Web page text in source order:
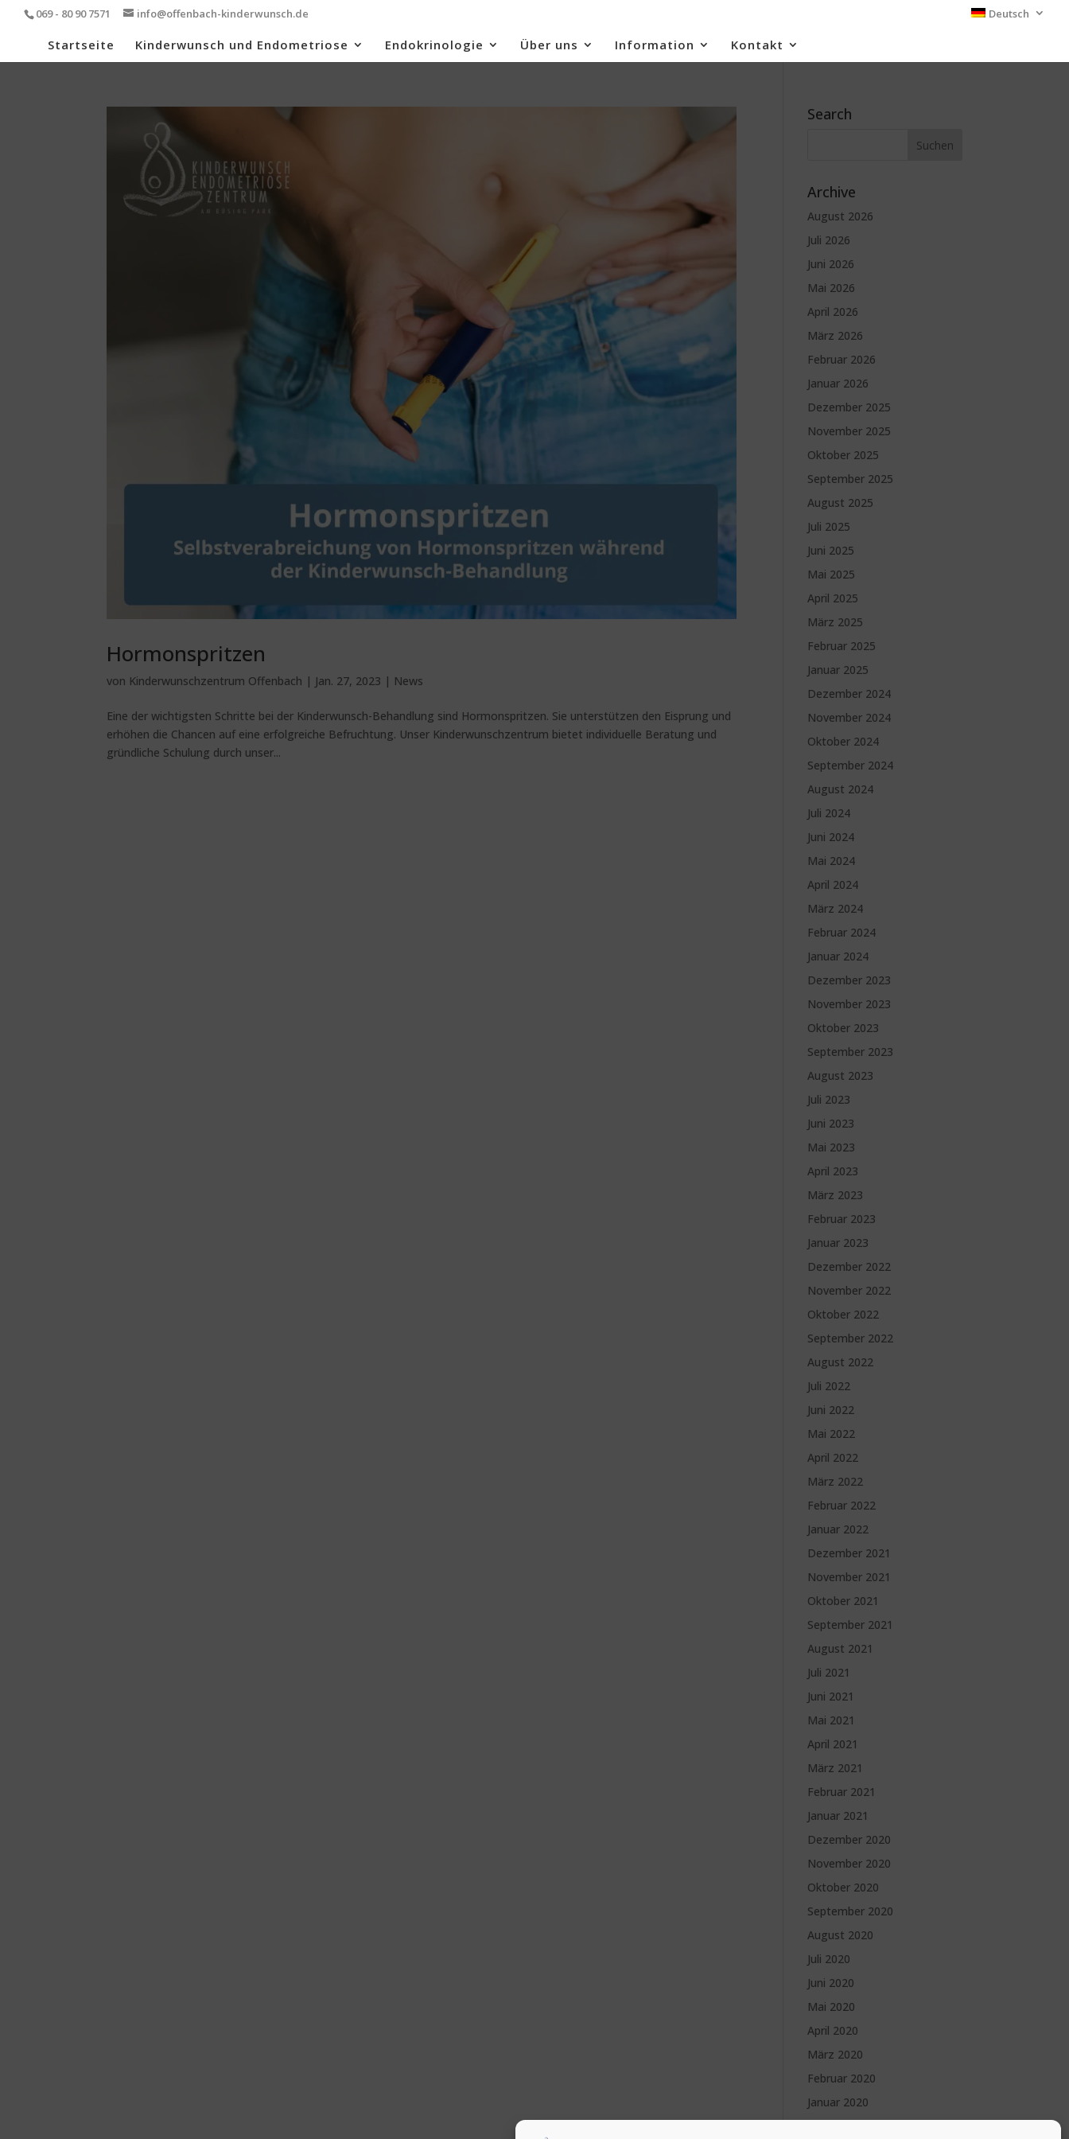
069 - 80 90 7571 info@offenbach-kinderwunsch.de Deutsch
Startseite Kinderwunsch und Endometriose Endokrinologie Über uns Information Kontakt
Hormonspritzen
von Kinderwunschzentrum Offenbach | Jan. 27, 2023 | News
Eine der wichtigsten Schritte bei der Kinderwunsch-Behandlung sind Hormonspritzen. Sie unterstützen den Eisprung und
erhöhen die Chancen auf eine erfolgreiche Befruchtung. Unser Kinderwunschzentrum bietet individuelle Beratung und
gründliche Schulung durch unser...
Search
Archive
August 2026
Juli 2026
Juni 2026
Mai 2026
April 2026
März 2026
Februar 2026
Januar 2026
Dezember 2025
November 2025
Oktober 2025
September 2025
August 2025
Juli 2025
Juni 2025
Mai 2025
April 2025
März 2025
Februar 2025
Januar 2025
Dezember 2024
November 2024
Oktober 2024
September 2024
August 2024
Juli 2024
Juni 2024
Mai 2024
April 2024
März 2024
Februar 2024
Januar 2024
Dezember 2023
November 2023
Oktober 2023
September 2023
August 2023
Juli 2023
Juni 2023
Mai 2023
April 2023
März 2023
Februar 2023
Januar 2023
Dezember 2022
November 2022
Oktober 2022
September 2022
August 2022
Juli 2022
Juni 2022
Mai 2022
April 2022
März 2022
Februar 2022
Januar 2022
Dezember 2021
November 2021
Oktober 2021
September 2021
August 2021
Juli 2021
Juni 2021
Mai 2021
April 2021
März 2021
Februar 2021
Januar 2021
Dezember 2020
November 2020
Oktober 2020
September 2020
August 2020
Juli 2020
Juni 2020
Mai 2020
April 2020
März 2020
Februar 2020
Januar 2020